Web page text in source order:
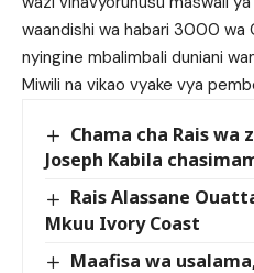
waandishi wa habari 3000 wa
nyingine mbalimbali duniani
Miwili na vikao vyake vya
Chama cha Rais wa
Joseph Kabila
Rais Alassane
Mkuu Ivory Coast
Maafisa wa